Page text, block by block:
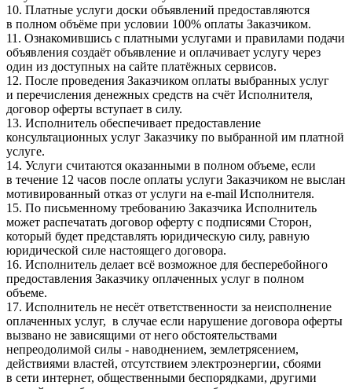
10. Платные услуги доски объявлений предоставляются
в полном объёме при условии 100% оплаты Заказчиком.
11. Ознакомившись с платными услугами и правилами подачи
объявления создаёт объявление и оплачивает услугу через
один из доступных на сайте платёжных сервисов.
12. После проведения Заказчиком оплаты выбранных услуг
и перечисления денежных средств на счёт Исполнителя,
договор оферты вступает в силу.
13. Исполнитель обеспечивает предоставление
консультационных услуг Заказчику по выбранной им платной
услуге.
14. Услуги считаются оказанными в полном объеме, если
в течение 12 часов после оплаты услуги Заказчиком не выслан
мотивированный отказ от услуги на e-mail Исполнителя.
15. По письменному требованию Заказчика Исполнитель
может распечатать договор оферту с подписями Сторон,
который будет представлять юридическую силу, равную
юридической силе настоящего договора.
16. Исполнитель делает всё возможное для бесперебойного
предоставления Заказчику оплаченных услуг в полном
объеме.
17. Исполнитель не несёт ответственности за неисполнение
оплаченных услуг, в случае если нарушение договора оферты
вызвано не зависящими от него обстоятельствами
непреодолимой силы - наводнением, землетрясением,
действиями властей, отсутствием электроэнергии, сбоями
в сети интернет, общественными беспорядками, другими